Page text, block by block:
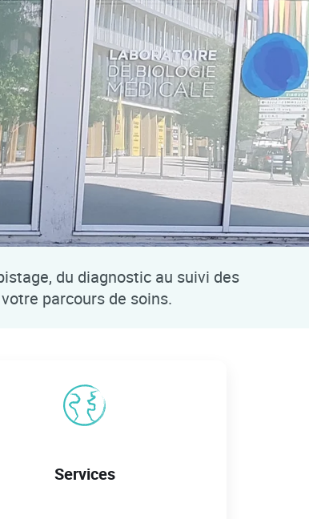
du diagnostic au suivi des
parcours de soins.
Services